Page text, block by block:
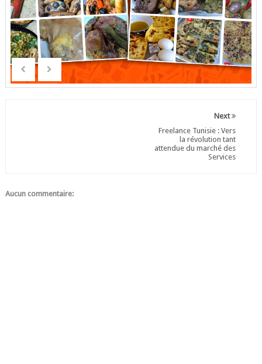
Next
Freelance Tunisie : Vers
la révolution tant
attendue du marché des
Services
Aucun commentaire: